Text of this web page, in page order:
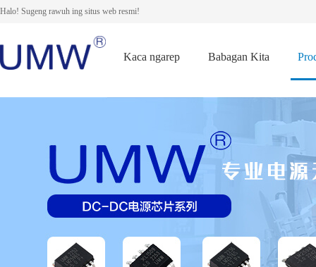
Halo! Sugeng rawuh ing situs web resmi!
Kaca ngarep Babagan Kita